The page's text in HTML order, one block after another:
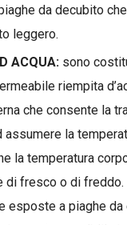
da decubito
leggero.
ACQUA: sono
riempita
che consente la
assumere la
la temperatura
di fresco o di
esposte a piaghe da